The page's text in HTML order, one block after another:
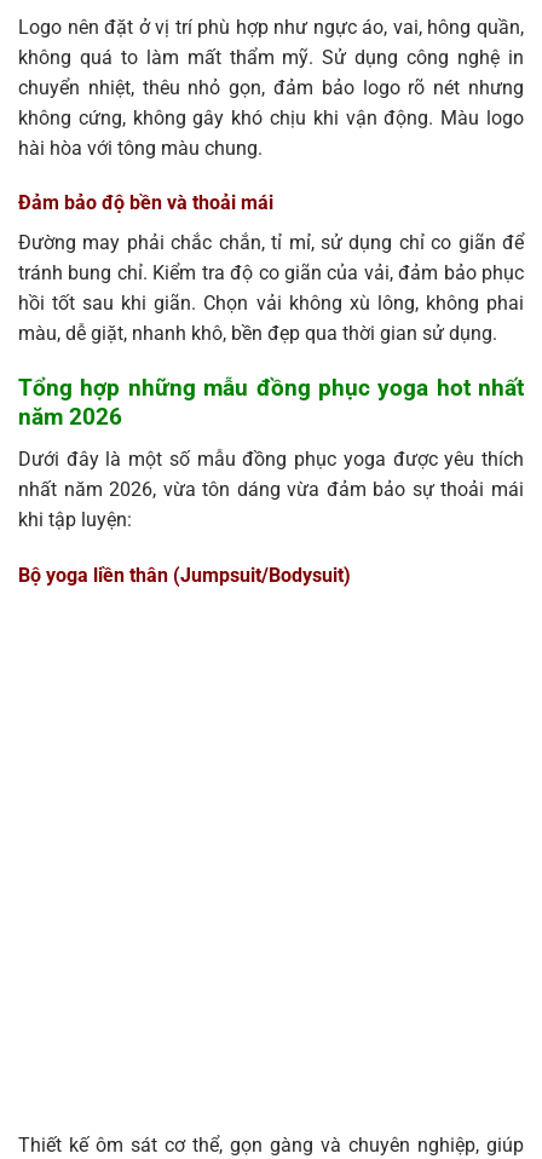
Logo nên đặt ở vị trí phù hợp như ngực áo, vai, hông quần,
không quá to làm mất thẩm mỹ. Sử dụng công nghệ in
chuyển nhiệt, thêu nhỏ gọn, đảm bảo logo rõ nét nhưng
không cứng, không gây khó chịu khi vận động. Màu logo
hài hòa với tông màu chung.
Đảm bảo độ bền và thoải mái
Đường may phải chắc chắn, tỉ mỉ, sử dụng chỉ co giãn để
tránh bung chỉ. Kiểm tra độ co giãn của vải, đảm bảo phục
hồi tốt sau khi giãn. Chọn vải không xù lông, không phai
màu, dễ giặt, nhanh khô, bền đẹp qua thời gian sử dụng.
Tổng hợp những mẫu đồng phục yoga hot nhất
năm 2026
Dưới đây là một số mẫu đồng phục yoga được yêu thích
nhất năm 2026, vừa tôn dáng vừa đảm bảo sự thoải mái
khi tập luyện:
Bộ yoga liền thân (Jumpsuit/Bodysuit)
Thiết kế ôm sát cơ thể, gọn gàng và chuyên nghiệp, giúp